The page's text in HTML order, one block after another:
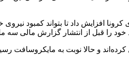
افزایش داد تا بتواند کمبود نیروی
گزارش مالی سه ماهه اخیر خود در تاریخ ۲۴
کرده‌اند و ‌حالا نوبت به مایکروسافت